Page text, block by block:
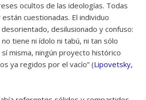
ocultos de las ideologías. Todas
cuestionadas. El individuo
desilusionado y confuso:
no tiene ni ídolo ni tabú, ni tan sólo
misma, ningún proyecto histórico
ya regidos por el vacío” (Lipovetsky,